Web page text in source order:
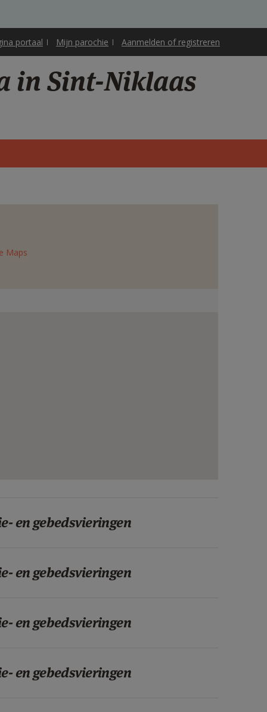
portaal Mijn parochie Aanmelden of registreren
in Sint-Niklaas
Maps
en gebedsvieringen
en gebedsvieringen
en gebedsvieringen
en gebedsvieringen